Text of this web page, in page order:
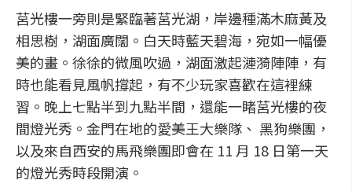
莒光樓一旁則是緊臨著莒光湖，岸邊種滿木麻黃及
相思樹，湖面廣闊。白天時藍天碧海，宛如一幅優
美的畫。徐徐的微風吹過，湖面激起漣漪陣陣，有
時也能看見風帆撐起，有不少玩家喜歡在這裡練
習。晚上七點半到九點半間，還能一睹莒光樓的夜
間燈光秀。金門在地的愛美王大樂隊、 黑狗樂團，
以及來自西安的馬飛樂團即會在 11 月 18 日第一天
的燈光秀時段開演。